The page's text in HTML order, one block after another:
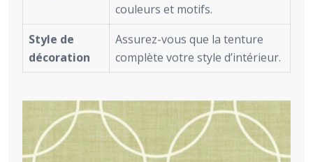
couleurs et motifs.
Style de
décoration
Assurez-vous que la tenture
complète votre style d’intérieur.